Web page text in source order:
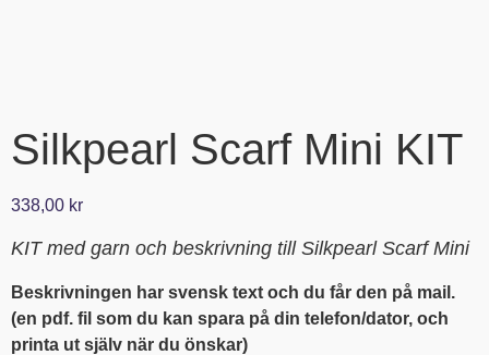
Silkpearl Scarf Mini KIT
338,00 kr
KIT med garn och beskrivning till Silkpearl Scarf Mini
Beskrivningen har svensk text och du får den på mail.
(en pdf. fil som du kan spara på din telefon/dator, och
printa ut själv när du önskar)